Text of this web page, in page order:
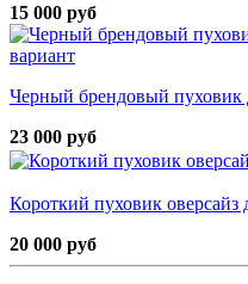
15 000 руб
вариант
Черный брендовый
23 000 руб
Короткий пуховик оверсайз
20 000 руб